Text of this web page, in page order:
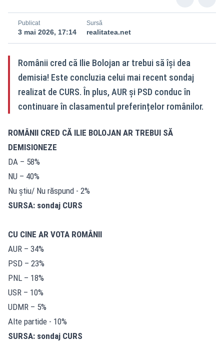
Publicat
3 mai 2026, 17:14
Sursă
realitatea.net
Românii cred că Ilie Bolojan ar trebui să își dea
demisia! Este concluzia celui mai recent sondaj
realizat de CURS. În plus, AUR și PSD conduc în
continuare în clasamentul preferințelor românilor.
ROMÂNII CRED CĂ ILIE BOLOJAN AR TREBUI SĂ
DEMISIONEZE
DA – 58%
NU – 40%
Nu știu/ Nu răspund - 2%
SURSA: sondaj CURS
CU CINE AR VOTA ROMÂNII
AUR – 34%
PSD – 23%
PNL – 18%
USR – 10%
UDMR – 5%
Alte partide - 10%
SURSA: sondaj CURS